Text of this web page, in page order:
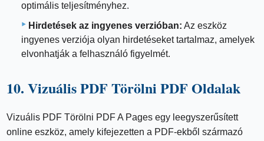
optimális teljesítményhez.
Hirdetések az ingyenes verzióban: Az eszköz
ingyenes verziója olyan hirdetéseket tartalmaz, amelyek
elvonhatják a felhasználó figyelmét.
10. Vizuális PDF Törölni PDF Oldalak
Vizuális PDF Törölni PDF A Pages egy leegyszerűsített
online eszköz, amely kifejezetten a PDF-ekből származó